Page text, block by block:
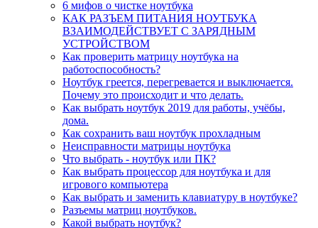
6 мифов о чистке ноутбука
КАК РАЗЪЕМ ПИТАНИЯ НОУТБУКА
ВЗАИМОДЕЙСТВУЕТ С ЗАРЯДНЫМ
УСТРОЙСТВОМ
Как проверить матрицу ноутбука на
работоспособность?
Ноутбук греется, перегревается и выключается.
Почему это происходит и что делать.
Как выбрать ноутбук 2019 для работы, учёбы,
дома.
Как сохранить ваш ноутбук прохладным
Неисправности матрицы ноутбука
Что выбрать - ноутбук или ПК?
Как выбрать процессор для ноутбука и для
игрового компьютера
Как выбрать и заменить клавиатуру в ноутбуке?
Разъемы матриц ноутбуков.
Какой выбрать ноутбук?